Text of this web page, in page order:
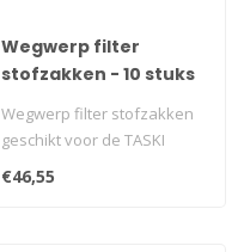
Wegwerp filter
stofzakken - 10 stuks
Wegwerp filter stofzakken
geschikt voor de TASKI
ergodisc 2000...
€46,55